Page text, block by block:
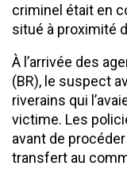
criminel était en
situé à proximité
À l’arrivée des
(BR), le suspect
riverains qui
victime. Les
avant de
transfert au